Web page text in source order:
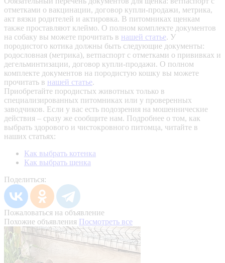
отметками о вакцинации, договор купли-продажи, метрика,
акт вязки родителей и актировка. В питомниках щенкам
также проставляют клеймо. О полном комплекте документов
на собаку вы можете прочитать в нашей статье. У
породистого котика должны быть следующие документы:
родословная (метрика), ветпаспорт с отметками о прививках и
дегельминтизации, договор купли-продажи. О полном
комплекте документов на породистую кошку вы можете
прочитать в нашей статье.
Приобретайте породистых животных только в
специализированных питомниках или у проверенных
заводчиков. Если у вас есть подозрения на мошеннические
действия – сразу же сообщите нам. Подробнее о том, как
выбрать здорового и чистокровного питомца, читайте в
наших статьях:
Как выбрать котенка
Как выбрать щенка
Поделиться:
Пожаловаться на объявление
Похожие объявления Посмотреть все